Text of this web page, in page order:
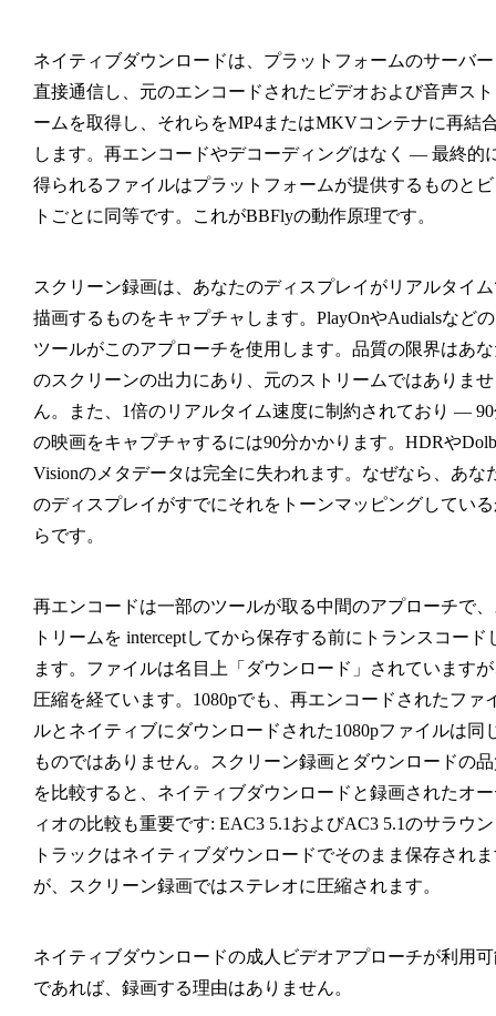
ネイティブダウンロードは、プラットフォームのサーバ
直接通信し、元のエンコードされたビデオおよび音声ス
ームを取得し、それらをMP4またはMKVコンテナに再結
します。再エンコードやデコーディングはなく — 最終的
得られるファイルはプラットフォームが提供するものと
トごとに同等です。これがBBFlyの動作原理です。
スクリーン録画は、あなたのディスプレイがリアルタイ
描画するものをキャプチャします。PlayOnやAudialsなどの
ツールがこのアプローチを使用します。品質の限界はあ
のスクリーンの出力にあり、元のストリームではありませ
ん。また、1倍のリアルタイム速度に制約されており —
の映画をキャプチャするには90分かかります。HDRや
Visionのメタデータは完全に失われます。なぜなら、あな
のディスプレイがすでにそれをトーンマッピングしてい
らです。
再エンコードは一部のツールが取る中間のアプローチで
トリームを interceptしてから保存する前にトランスコード
ます。ファイルは名目上「ダウンロード」されています
圧縮を経ています。1080pでも、再エンコードされたファ
ルとネイティブにダウンロードされた1080pファイルは同
ものではありません。スクリーン録画とダウンロードの
を比較すると、ネイティブダウンロードと録画されたオ
ィオの比較も重要です: EAC3 5.1およびAC3 5.1のサラウ
トラックはネイティブダウンロードでそのまま保存され
が、スクリーン録画ではステレオに圧縮されます。
ネイティブダウンロードの成人ビデオアプローチが利用
であれば、録画する理由はありません。